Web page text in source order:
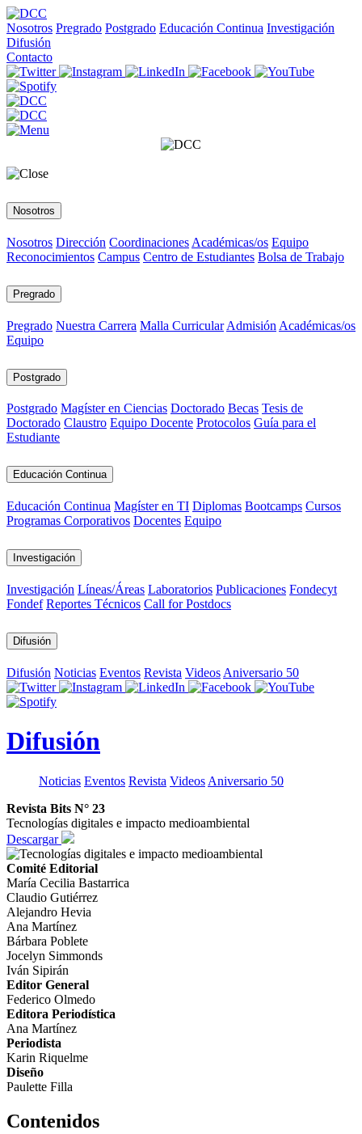
Nosotros Pregrado Postgrado Educación Continua Investigación
Difusión
Contacto
Nosotros
Nosotros Dirección Coordinaciones Académicas/os Equipo
Reconocimientos Campus Centro de Estudiantes Bolsa de Trabajo
Pregrado
Pregrado Nuestra Carrera Malla Curricular Admisión Académicas/os
Equipo
Postgrado
Postgrado Magíster en Ciencias Doctorado Becas Tesis de
Doctorado Claustro Equipo Docente Protocolos Guía para el
Estudiante
Educación Continua
Educación Continua Magíster en TI Diplomas Bootcamps Cursos
Programas Corporativos Docentes Equipo
Investigación
Investigación Líneas/Áreas Laboratorios Publicaciones Fondecyt
Fondef Reportes Técnicos Call for Postdocs
Difusión
Difusión Noticias Eventos Revista Videos Aniversario 50
Difusión
Noticias Eventos Revista Videos Aniversario 50
Revista Bits N° 23
Tecnologías digitales e impacto medioambiental
Descargar
Comité Editorial
María Cecilia Bastarrica
Claudio Gutiérrez
Alejandro Hevia
Ana Martínez
Bárbara Poblete
Jocelyn Simmonds
Iván Sipirán
Editor General
Federico Olmedo
Editora Periodística
Ana Martínez
Periodista
Karin Riquelme
Diseño
Paulette Filla
Contenidos